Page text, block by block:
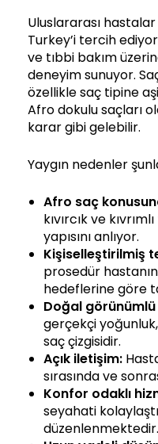
Uluslararası
Turkey’i tercih
ve tıbbi bakım
deneyim sunuyor.
özellikle saç tipine
Afro dokulu saçları
karar gibi gelebilir.
Yaygın nedenler
Afro saç
kıvırcık ve
yapısını anlıyor.
Kişiselleştirilmiş
prosedür
hedeflerine göre
Doğal
gerçekçi
saç çizgisidir.
Açık iletişim:
sırasında ve
Konfor odaklı
seyahati
düzenlenmektedir.